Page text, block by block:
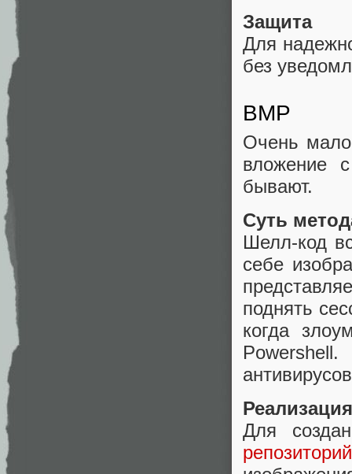
Защита
Для
без
BMP
Очень
вложение
бывают.
Суть
Шелл-код
себе
поднять
когда
Для
репозиторий